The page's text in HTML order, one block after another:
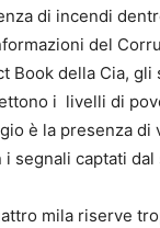
di incendi
del
Book della Cia,
i livelli di
è la presenza di
segnali captati dal
mila riserve